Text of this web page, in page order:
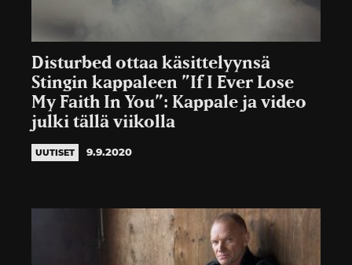
Disturbed ottaa käsittelyynsä
Stingin kappaleen ”If I Ever Lose
My Faith In You”: Kappale ja video
julki tällä viikolla
UUTISET 9.9.2020